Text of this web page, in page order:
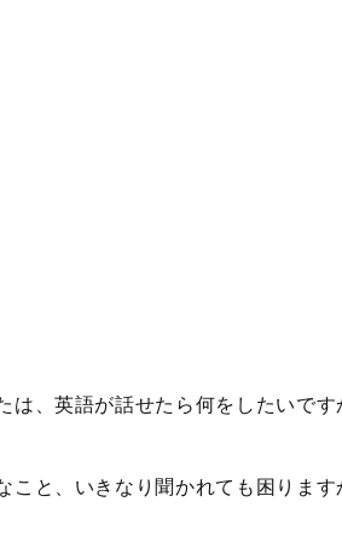
は、英語が話せたら何をしたいです
こと、いきなり聞かれても困ります